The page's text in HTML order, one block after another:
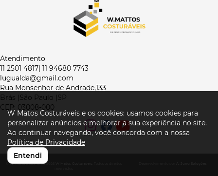
Atendimento
11 2501 4817| 11 94680 7743
lugualda@gmail.com
Rua Monsenhor de Andrade,133
Brás |São Paulo |SP
CEP: 03008-000
© W Matos Costuráveis 2026
W Matos Costuráveis e os cookies: usamos cookies para
personalizar anúncios e melhorar a sua experiência no site.
Ao continuar navegando, você concorda com a nossa
Política de Privacidade
Entendi